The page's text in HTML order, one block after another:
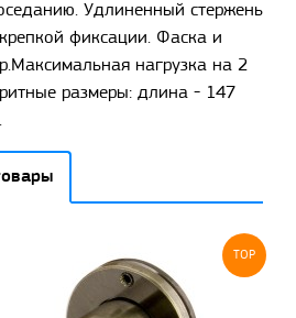
Удлиненный стержень
фиксации. Фаска и
нагрузка на 2
размеры: длина - 147
TOP